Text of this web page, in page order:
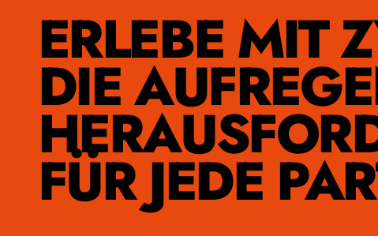
ERLEBE MIT
DIE
FÜR JEDE